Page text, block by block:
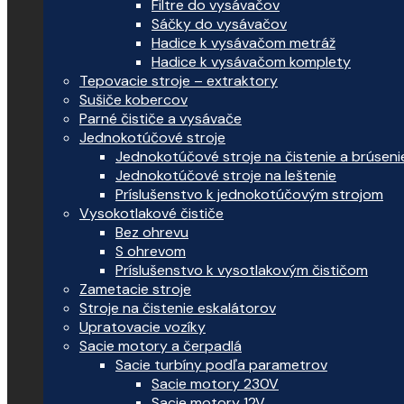
Filtre do vysávačov
Sáčky do vysávačov
Hadice k vysávačom metráž
Hadice k vysávačom komplety
Tepovacie stroje – extraktory
Sušiče kobercov
Parné čističe a vysávače
Jednokotúčové stroje
Jednokotúčové stroje na čistenie a
Jednokotúčové stroje na leštenie
Príslušenstvo k jednokotúčovým strojom
Vysokotlakové čističe
Bez ohrevu
S ohrevom
Príslušenstvo k vysotlakovým čističom
Zametacie stroje
Stroje na čistenie eskalátorov
Upratovacie vozíky
Sacie motory a čerpadlá
Sacie turbíny podľa parametrov
Sacie motory 230V